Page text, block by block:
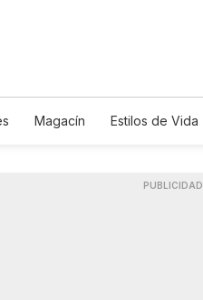
Magacín
Estilos de Vida
PUBLICIDAD